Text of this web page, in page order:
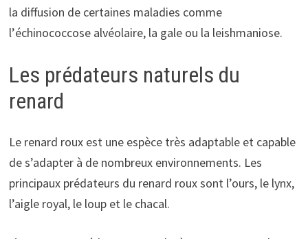
la diffusion de certaines maladies comme
l’échinococcose alvéolaire, la gale ou la leishmaniose.
Les prédateurs naturels du
renard
Le renard roux est une espèce très adaptable et capable
de s’adapter à de nombreux environnements. Les
principaux prédateurs du renard roux sont l’ours, le lynx,
l’aigle royal, le loup et le chacal.